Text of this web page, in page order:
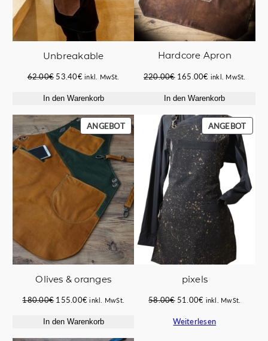
Unbreakable
62.00€ Ursprünglicher
war:
53.40€Aktueller
ist:
inkl. MwSt.
In den Warenkorb
Hardcore Apron
220.00€ Ursprünglicher
war:
165.00€ Aktueller
ist:
inkl. MwSt.
In den Warenkorb
ANGEBOTPRODUKT
IM
ANGEBOT
Οlives & oranges
180.00€ Ursprünglicher
war:
155.00€Aktueller
ist:
inkl. MwSt.
In den Warenkorb
ANGEBOT
IM
pixels
58.00€ Ursprünglicher
war:
51.00€ Aktueller
ist:
inkl. MwSt.
Weiterlesen